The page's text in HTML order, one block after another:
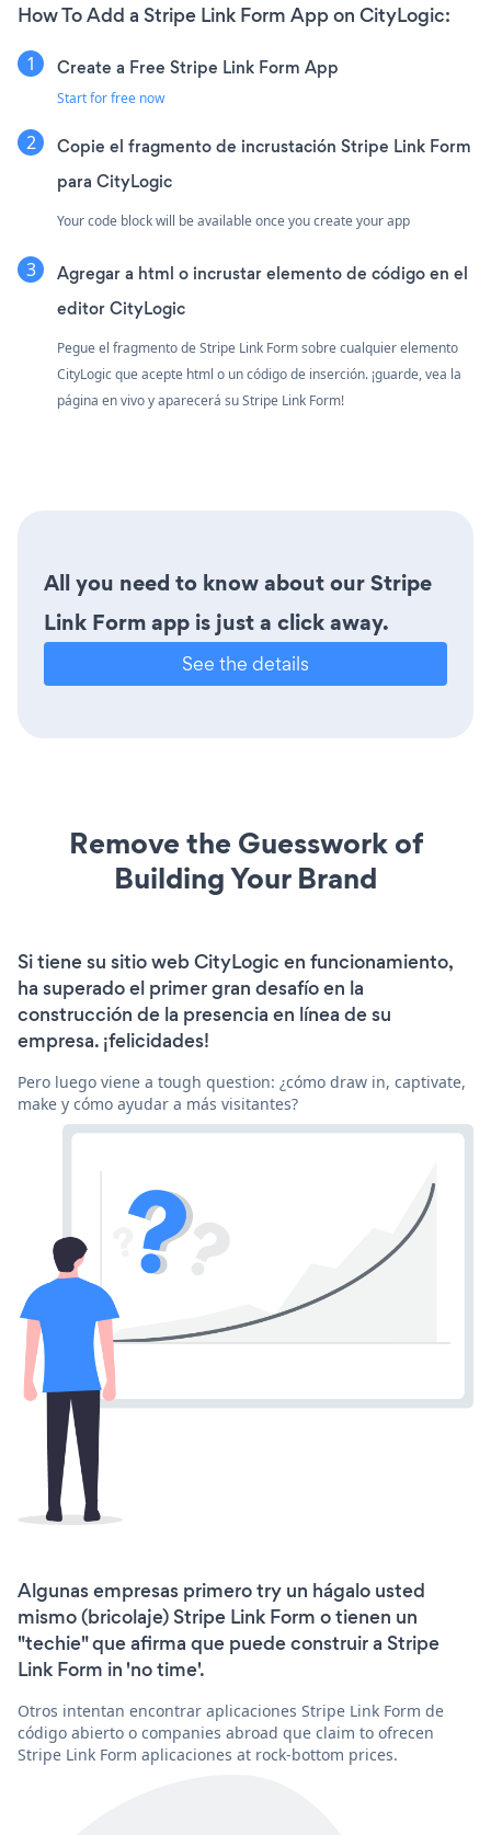
How To Add a Stripe Link Form App on CityLogic:
Create a Free Stripe Link Form App
Start for free now
Copie el fragmento de incrustación Stripe Link Form
para CityLogic
Your code block will be available once you create your app
Agregar a html o incrustar elemento de código en el
editor CityLogic
Pegue el fragmento de Stripe Link Form sobre cualquier elemento
CityLogic que acepte html o un código de inserción. ¡guarde, vea la
página en vivo y aparecerá su Stripe Link Form!
All you need to know about our Stripe
Link Form app is just a click away.
See the details
Remove the Guesswork of
Building Your Brand
Si tiene su sitio web CityLogic en funcionamiento,
ha superado el primer gran desafío en la
construcción de la presencia en línea de su
empresa. ¡felicidades!
Pero luego viene a tough question: ¿cómo draw in, captivate,
make y cómo ayudar a más visitantes?
Algunas empresas primero try un hágalo usted
mismo (bricolaje) Stripe Link Form o tienen un
"techie" que afirma que puede construir a Stripe
Link Form in 'no time'.
Otros intentan encontrar aplicaciones Stripe Link Form de
código abierto o companies abroad que claim to ofrecen
Stripe Link Form aplicaciones at rock-bottom prices.